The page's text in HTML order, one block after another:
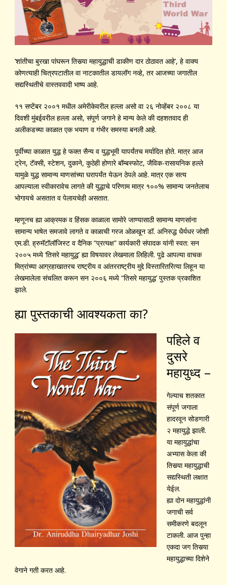
‘शांतीचा बुरखा पांघरून तिसर्‍या महायुद्धाची डाकीण दार ठोठावत आहे’, हे वाक्य
कोणत्याही चित्रपटातील वा नाटकातील डायलॉग नव्हे, तर आजच्या जगातील
सद्यस्थितीचे वास्तववादी भाष्य आहे.
११ सप्टेंबर २००१ मधील अमेरीकेवरील हल्ला असो वा २६ नोव्हेंबर २००८ या
दिवशी मुंबईवरील हल्ला असो, संपूर्ण जगाने हे मान्य केले की दहशतवाद ही
अलीकडच्या काळात एक भयाण व गंभीर समस्या बनली आहे.
पूर्वीच्या काळात युद्ध हे फक्त सैन्य व युद्धभूमी यापर्यंतच मर्यादित होते. मात्र आज
ट्रेन, टॅक्सी, स्टेशन, दुकाने, कुठेही होणारे बॉम्बस्फोट, जैविक-रासायनिक हल्ले
यामुळे युद्ध सामान्य माणसांच्या घरापर्यंत येऊन ठेपले आहे. मात्र एक सत्य
आपल्याला स्वीकारावेच लागते की युद्धाचे परिणाम मात्र १००% सामान्य जनतेलाच
भोगायचे असतात व पेलायचेही असतात.
म्हणूनच ह्या आक्रमक व हिंसक काळाला सामोरे जाण्यासाठी सामान्य माणसांना
सामान्य भाषेत समजावे लागते व काळाची गरज ओळखून डॉ. अनिरुद्ध धैर्यधर जोशी
एम.डी. ह्रुमॅटॉलॉजिस्ट व दैनिक “प्रत्यक्ष” कार्यकारी संपादक यांनी स्वत: सन
२००५ मध्ये ‘तिसरे महायुद्ध’ ह्या विषयावर लेखमाला लिहिली. पुढे आपल्या वाचक
मित्रांच्या आग्रहाखातरच राष्ट्रीय व आंतरराष्ट्रीय मुद्दे विस्तारितरित्या लिहून या
लेखमालेला संचलित करून सन २००६ मध्ये “तिसरे महायुद्ध’ पुस्तक प्रकाशित
झाले.
ह्या पुस्तकाची आवश्यकता का?
पहिले व
दुसरे
महायुध्द –
गेल्याच शतकात
संपूर्ण जगाला
हादरवून सोडणारी
२ महायुद्धे झाली.
या महायुद्धांचा
अभ्यास केला की
तिसर्‍या महायुद्धाची
सद्यस्थिती लक्षात
येईल.
ह्या दोन महायुद्धांनी
जगाची सर्व
समीकरणे बदलून
टाकली. आज पुन्हा
एकदा जग तिसर्‍या
महायुद्धाच्या दिशेने
वेगाने गती करत आहे.